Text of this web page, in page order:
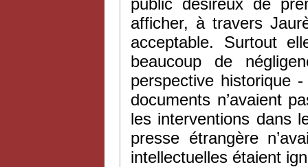
public désireux de
afficher, à travers
acceptable. Surtout
beaucoup de
perspective historique
documents n’avaient
les interventions dans
presse étrangère
intellectuelles étaient